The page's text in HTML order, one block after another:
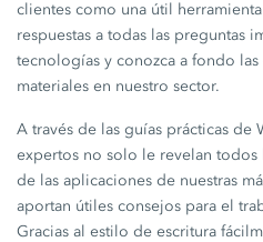
clientes como una útil
respuestas a todas las preguntas
tecnologías y conozca a fondo las
materiales en nuestro sector.
A través de las guías prácticas de
expertos no solo le revelan
de las aplicaciones de nuestras
aportan útiles consejos para el
Gracias al estilo de escritura